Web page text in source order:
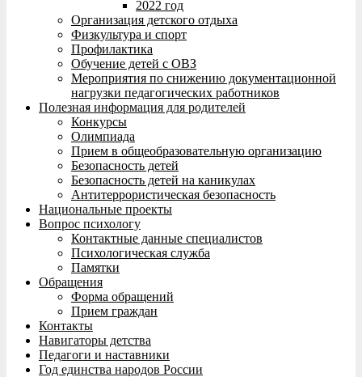
2022 год
Организация детского отдыха
Физкультура и спорт
Профилактика
Обучение детей с ОВЗ
Мероприятия по снижению документационной
нагрузки педагогических работников
Полезная информация для родителей
Конкурсы
Олимпиада
Прием в общеобразовательную организацию
Безопасность детей
Безопасность детей на каникулах
Антитеррористическая безопасность
Национальные проекты
Вопрос психологу
Контактные данные специалистов
Психологическая служба
Памятки
Обращения
Форма обращений
Прием граждан
Контакты
Навигаторы детства
Педагоги и наставники
Год единства народов России